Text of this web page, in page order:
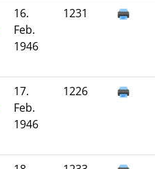
16.
Feb.
1946
1231
17.
Feb.
1946
1226